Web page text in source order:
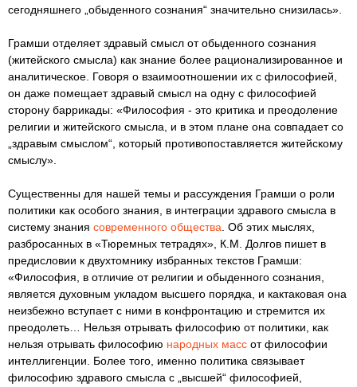
сегодняшнего „обыденного сознания“ значительно снизилась».
Грамши отделяет здравый смысл от обыденного сознания
(житейского смысла) как знание более рационализированное и
аналитическое. Говоря о взаимоотношении их с философией,
он даже помещает здравый смысл на одну с философией
сторону баррикады: «Философия - это критика и преодоление
религии и житейского смысла, и в этом плане она совпадает со
„здравым смыслом“, который противопоставляется житейскому
смыслу».
Существенны для нашей темы и рассуждения Грамши о роли
политики как особого знания, в интеграции здравого смысла в
систему знания современного общества . Об этих мыслях,
разбросанных в «Тюремных тетрадях», К.М. Долгов пишет в
предисловии к двухтомнику избранных текстов Грамши:
«Философия, в отличие от религии и обыденного сознания,
является духовным укладом высшего порядка, и кактаковая она
неизбежно вступает с ними в конфронтацию и стремится их
преодолеть… Нельзя отрывать философию от политики, как
нельзя отрывать философию народных масс от философии
интеллигенции. Более того, именно политика связывает
философию здравого смысла с „высшей“ философией,